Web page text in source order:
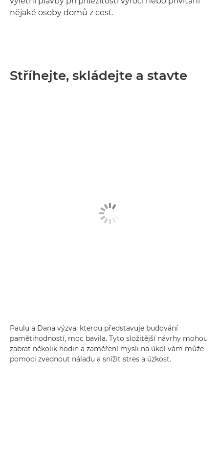
nějaké osoby domů z cest.
Stříhejte, skládejte a stavte
Paulu a Dana výzva, kterou představuje budování
pamětihodností, moc bavila. Tyto složitější návrhy mohou
zabrat několik hodin a zaměření mysli na úkol vám může
pomoci zvednout náladu a snížit stres a úzkost.